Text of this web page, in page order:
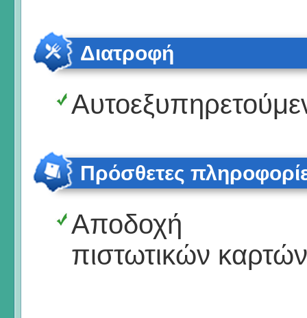
Διατροφή
Πρόσθετες
Αποδοχή
πιστωτικών καρτών